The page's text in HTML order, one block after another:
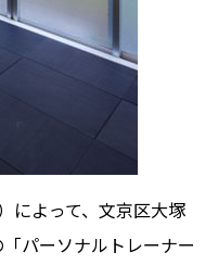
によって、文京区大塚
パーソナルトレーナー